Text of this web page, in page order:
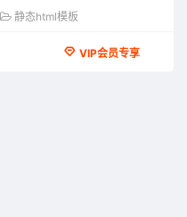
静态html模板
VIP会员专享